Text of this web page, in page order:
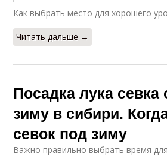
Как выбрать место для хорошего
Читать дальше →
Посадка лука
зиму в сибири.
севок под зиму
Важно правильно выбрать время